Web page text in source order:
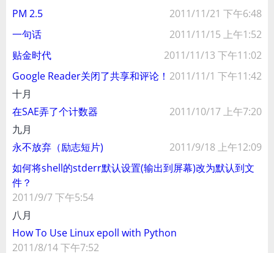
PM 2.5
2011/11/21 下午6:48
一句话
2011/11/15 上午1:52
贴金时代
2011/11/13 下午11:02
Google Reader关闭了共享和评论！ 2011/11/1 下午11:42
十月
在SAE弄了个计数器
2011/10/17 上午7:20
九月
永不放弃（励志短片)
2011/9/18 上午12:09
如何将shell的stderr默认设置(输出到屏幕)改为默认到文
件？
2011/9/7 下午5:54
八月
How To Use Linux epoll with Python
2011/8/14 下午7:52